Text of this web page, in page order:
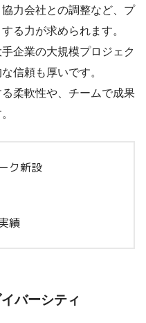
力会社との調整など、プ
る力が求められます。
企業の大規模プロジェク
信頼も厚いです。
柔軟性や、チームで成果
ク新設
績
バーシティ